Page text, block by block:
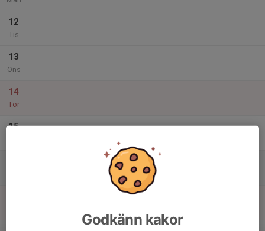
12
Tis
13
Ons
14
Tor
15
Godkänn kakor